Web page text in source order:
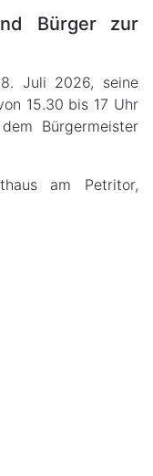
Bürger zur
Juli 2026, seine
15.30 bis 17 Uhr
Bürgermeister
am Petritor,